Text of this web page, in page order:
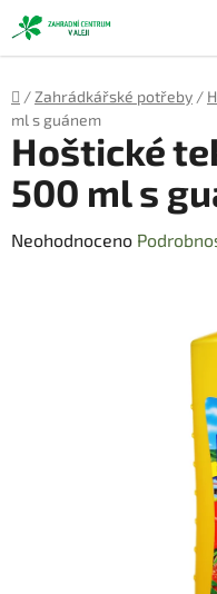
Přejít
na
obsah
Domů
/ Zahrádkářské potřeby /
ml s guánem
Hoštické
500 ml s
Průměrné
Neohodnoceno